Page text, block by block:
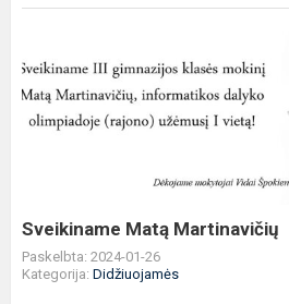
Matą
Martinavičių
Sveikiname Matą Martinavičių
Paskelbta: 2024-01-26
Kategorija: Didžiuojamės